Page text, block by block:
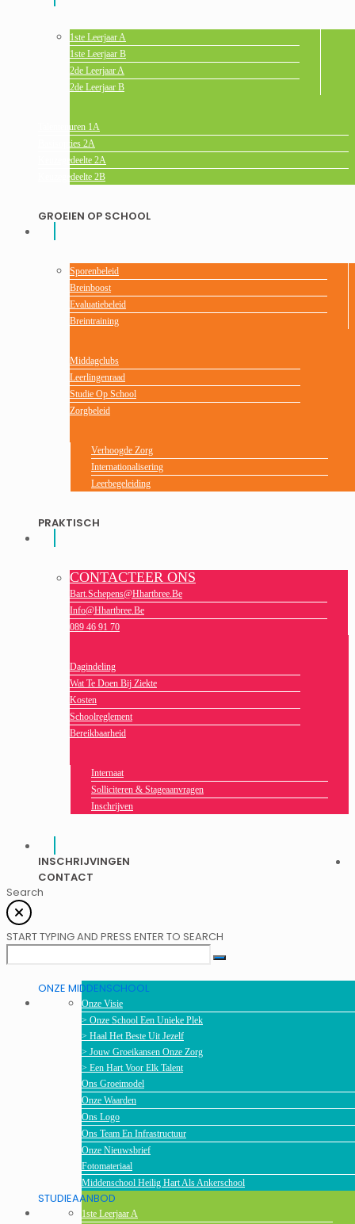
1ste Leerjaar A
1ste Leerjaar B
2de Leerjaar A
2de Leerjaar B
Talentenuren 1A
Basisopties 2A
Keuzegedeelte 2A
Keuzegedeelte 2B
GROEIEN OP SCHOOL
Sporenbeleid
Breinboost
Evaluatiebeleid
Breintraining
Middagclubs
Leerlingenraad
Studie Op School
Zorgbeleid
Verhoogde Zorg
Internationalisering
Leerbegeleiding
PRAKTISCH
CONTACTEER ONS
Bart.schepens@hhartbree.be
Info@hhartbree.be
089 46 91 70
Dagindeling
Wat Te Doen Bij Ziekte
Kosten
Schoolreglement
Bereikbaarheid
Internaat
Solliciteren & Stageaanvragen
Inschrijven
INSCHRIJVINGEN
CONTACT
Search
START TYPING AND PRESS ENTER TO SEARCH
ONZE MIDDENSCHOOL
Onze Visie
> Onze School Een Unieke Plek
> Haal Het Beste Uit Jezelf
> Jouw Groeikansen Onze Zorg
> Een Hart Voor Elk Talent
Ons Groeimodel
Onze Waarden
Ons Logo
Ons Team En Infrastructuur
Onze Nieuwsbrief
Fotomateriaal
Middenschool Heilig Hart Als Ankerschool
STUDIEAANBOD
1ste Leerjaar A